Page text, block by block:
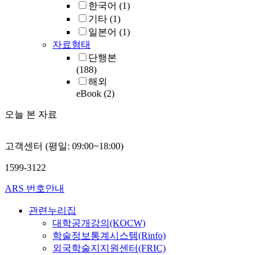
한국어 (1)
기타 (1)
일본어 (1)
자료형태
단행본
(188)
해외
eBook (2)
오늘 본 자료
고객센터 (평일: 09:00~18:00)
1599-3122
ARS 번호안내
관련누리집
대학공개강의(KOCW)
학술정보통계시스템(Rinfo)
외국학술지지원센터(FRIC)